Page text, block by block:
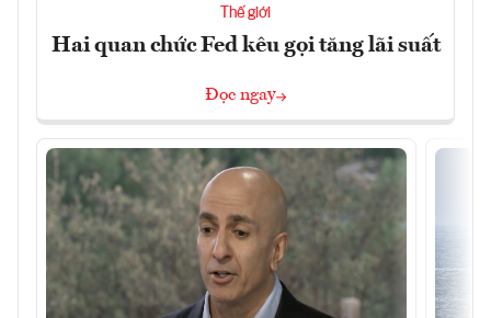
Thế giới
Hai quan chức Fed kêu gọi tăng lãi suất
Đọc ngay